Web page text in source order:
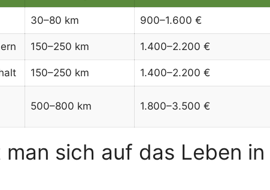
30–80 km 900–1.600 €
150–250 km 1.400–2.200 €
150–250 km 1.400–2.200 €
500–800 km 1.800–3.500 €
sich auf das Leben in